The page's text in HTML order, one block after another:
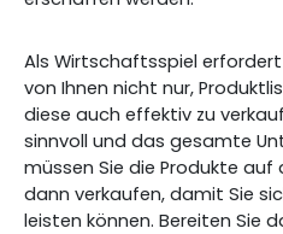
Als Wirtschaftsspiel
von Ihnen nicht nur,
diese auch effektiv zu
sinnvoll und das gesamte
müssen Sie die Produkte auf
dann verkaufen, damit Sie
leisten können. Bereiten Sie